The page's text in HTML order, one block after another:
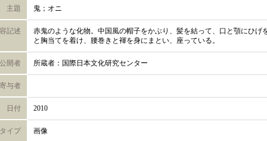
主題 鬼；オニ
記述
赤鬼のような化物。中国風の帽子をかぶり、髪を結って、口と顎にひげ
と胸当てを着け、腰巻きと褌を身にまとい、座っている。
公開者 所蔵者：国際日本文化研究センター
寄与者
日付 2010
イプ 画像